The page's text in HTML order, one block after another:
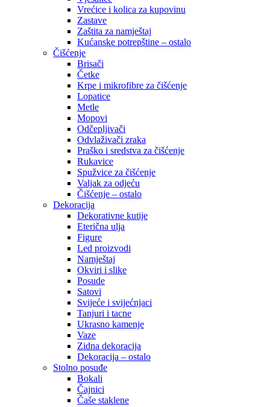
Vrećice i kolica za kupovinu
Zastave
Zaštita za namještaj
Kućanske potrepštine – ostalo
Čišćenje
Brisači
Četke
Krpe i mikrofibre za čišćenje
Lopatice
Metle
Mopovi
Odčepljivači
Odvlaživači zraka
Praško i sredstva za čišćenje
Rukavice
Spužvice za čišćenje
Valjak za odjeću
Čišćenje – ostalo
Dekoracija
Dekorativne kutije
Eterična ulja
Figure
Led proizvodi
Namještaj
Okviri i slike
Posude
Satovi
Svijeće i svijećnjaci
Tanjuri i tacne
Ukrasno kamenje
Vaze
Zidna dekoracija
Dekoracija – ostalo
Stolno posuđe
Bokali
Čajnici
Čaše staklene